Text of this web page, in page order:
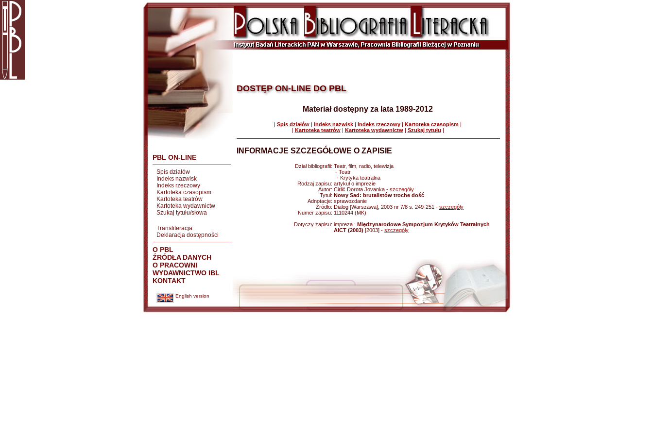
PBL ON-LINE
Spis działów
Indeks nazwisk
Indeks rzeczowy
Kartoteka czasopism
Kartoteka teatrów
Kartoteka wydawnictw
Szukaj tytułu/słowa
Transliteracja
Deklaracja dostępności
O PBL
ŹRÓDŁA DANYCH
O PRACOWNI
WYDAWNICTWO IBL
KONTAKT
English version
DOSTĘP ON-LINE DO PBL
Materiał dostępny za lata 1989-2012
| Spis działów | Indeks nazwisk | Indeks rzeczowy | Kartoteka czasopism |
| Kartoteka teatrów| Kartoteka wydawnictw| Szukaj tytułu |
INFORMACJE SZCZEGÓŁOWE O ZAPISIE
Dział bibliografii: Teatr, film, radio, telewizja
- Teatr
- Krytyka teatralna
Rodzaj zapisu: artykuł o imprezie
Autor: Cirlić Dorota Jovanka - szczegóły
Tytuł: Nowy Sad: brutalistów troche dość
Adnotacje: sprawozdanie
Źródło: Dialog [Warszawa], 2003 nr 7/8 s. 249-251 - szczegóły
Numer zapisu: 1110244 (MK)
Dotyczy zapisu: impreza.: Międzynarodowe Sympozjum Krytyków Teatralnych
AICT (2003) [2003] - szczegóły